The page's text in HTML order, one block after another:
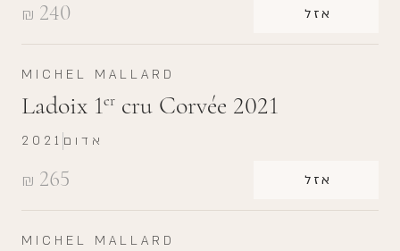
₪ 240 אזל
MICHEL MALLARD
Ladoix 1er cru Corvée 2021
₪ 265 אזל
2021 אדום
MICHEL MALLARD